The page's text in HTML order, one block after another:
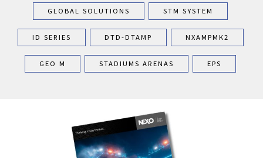
GLOBAL SOLUTIONS STM SYSTEM
ID SERIES DTD-DTAMP NXAMPMK2
GEO M STADIUMS ARENAS EPS